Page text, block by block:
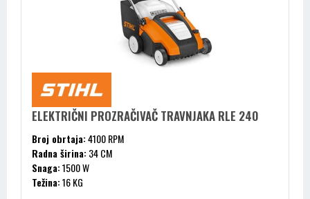
ELEKTRIČNI PROZRAČIVAČ TRAVNJAKA RLE 240
Broj obrtaja:4100 RPM
Radna širina:34 CM
Snaga:1500 W
Težina:16 KG